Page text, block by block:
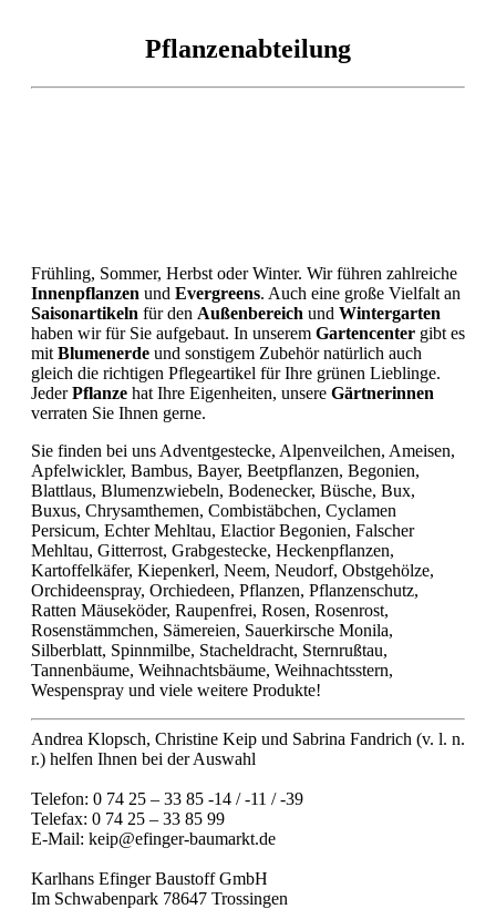
Pflanzenabteilung
Frühling, Sommer, Herbst oder Winter. Wir führen zahlreiche
Innenpflanzen und Evergreens. Auch eine große Vielfalt an
Saisonartikeln für den Außenbereich und Wintergarten
haben wir für Sie aufgebaut. In unserem Gartencenter gibt es
mit Blumenerde und sonstigem Zubehör natürlich auch
gleich die richtigen Pflegeartikel für Ihre grünen Lieblinge.
JederPflanze hat Ihre Eigenheiten, unsere Gärtnerinnen
verraten Sie Ihnen gerne.
Sie finden bei uns Adventgestecke, Alpenveilchen, Ameisen,
Apfelwickler, Bambus, Bayer, Beetpflanzen, Begonien,
Blattlaus, Blumenzwiebeln, Bodenecker, Büsche, Bux,
Buxus, Chrysamthemen, Combistäbchen, Cyclamen
Persicum, Echter Mehltau, Elactior Begonien, Falscher
Mehltau, Gitterrost, Grabgestecke, Heckenpflanzen,
Kartoffelkäfer, Kiepenkerl, Neem, Neudorf, Obstgehölze,
Orchideenspray, Orchiedeen, Pflanzen, Pflanzenschutz,
Ratten Mäuseköder, Raupenfrei, Rosen, Rosenrost,
Rosenstämmchen, Sämereien, Sauerkirsche Monila,
Silberblatt, Spinnmilbe, Stacheldracht, Sternrußtau,
Tannenbäume, Weihnachtsbäume, Weihnachtsstern,
Wespenspray und viele weitere Produkte!
Andrea Klopsch, Christine Keip und Sabrina Fandrich (v. l. n.
r.) helfen Ihnen bei der Auswahl
Telefon: 0 74 25 – 33 85 -14 / -11 / -39
Telefax: 0 74 25 – 33 85 99
E-Mail: keip@efinger-baumarkt.de
Karlhans Efinger Baustoff GmbH
Im Schwabenpark 78647 Trossingen